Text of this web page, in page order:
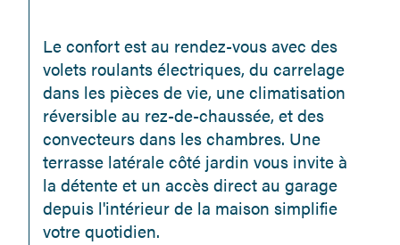
Le confort est au rendez-vous avec des
volets roulants électriques, du carrelage
dans les pièces de vie, une climatisation
réversible au rez-de-chaussée, et des
convecteurs dans les chambres. Une
terrasse latérale côté jardin vous invite à
la détente et un accès direct au garage
depuis l'intérieur de la maison simplifie
votre quotidien.